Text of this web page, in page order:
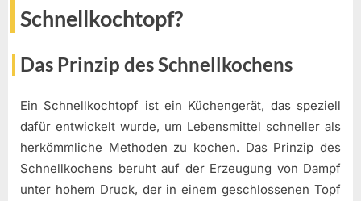
Schnellkochtopf?
Das Prinzip des Schnellkochens
Ein Schnellkochtopf ist ein Küchengerät, das speziell
dafür entwickelt wurde, um Lebensmittel schneller als
herkömmliche Methoden zu kochen. Das Prinzip des
Schnellkochens beruht auf der Erzeugung von Dampf
unter hohem Druck, der in einem geschlossenen Topf